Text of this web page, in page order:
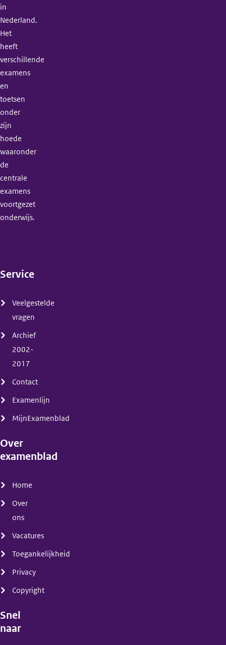
in
Nederland.
Het
heeft
verschillende
examens
en
toetsen
onder
zijn
hoede
waaronder
de
centrale
examens
voortgezet
onderwijs.
Service
Veelgestelde
vragen
Archief
2002-
2017
Contact
Examenlijn
MijnExamenblad
Over
examenblad
Home
Over
ons
Vacatures
Toegankelijkheid
Privacy
Copyright
Snel
naar